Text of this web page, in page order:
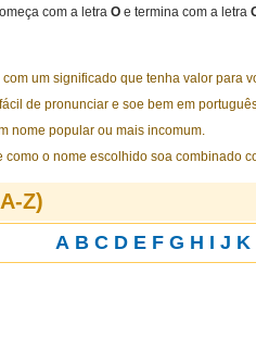
com a letra O e termina com a letra
com um significado que tenha valor para
de pronunciar e soe bem em
nome popular ou mais incomum.
como o nome escolhido soa combinado
Z)
A B C D E F G H I J K